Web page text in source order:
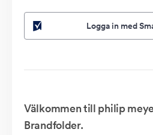
Logga in med
Välkommen till philip
Brandfolder.